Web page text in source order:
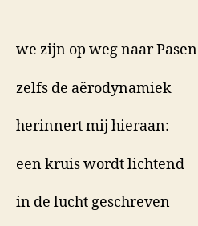
we zijn op weg naar Pasen
zelfs de aërodynamiek
herinnert mij hieraan:
een kruis wordt lichtend
in de lucht geschreven